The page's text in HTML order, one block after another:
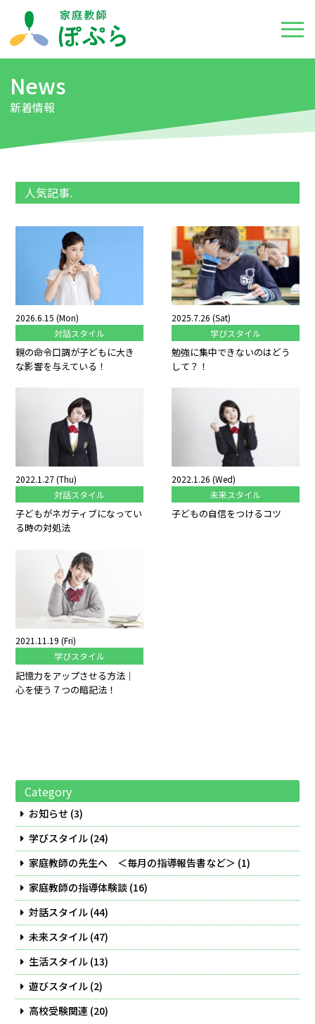
News
新着情報
人気記事.
2026.6.15 (Mon)
対話スタイル
親の命令口調が子どもに大き
な影響を与えている！
2025.7.26 (Sat)
学びスタイル
勉強に集中できないのはどう
して？！
2022.1.27 (Thu)
対話スタイル
子どもがネガティブになってい
る時の対処法
2022.1.26 (Wed)
未来スタイル
子どもの自信をつけるコツ
2021.11.19 (Fri)
学びスタイル
記憶力をアップさせる方法｜
心を使う７つの暗記法！
Category
お知らせ (3)
学びスタイル (24)
家庭教師の先生へ ＜毎月の指導報告書など＞ (1)
家庭教師の指導体験談 (16)
対話スタイル (44)
未来スタイル (47)
生活スタイル (13)
遊びスタイル (2)
高校受験関連 (20)